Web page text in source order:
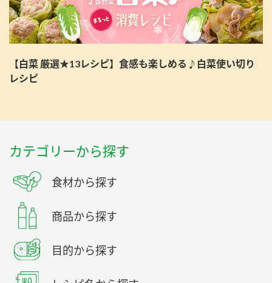
【白菜 厳選★13レシピ】食感も楽しめる♪白菜使い切り
レシピ
カテゴリーから探す
食材から探す
商品から探す
目的から探す